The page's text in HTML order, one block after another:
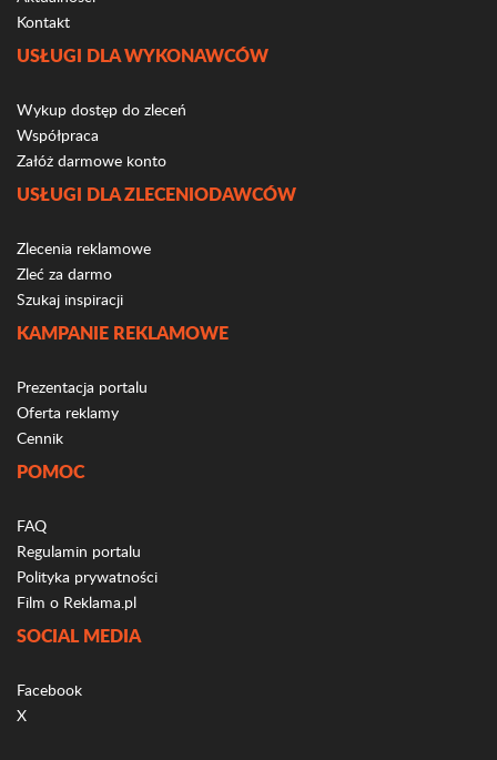
Kontakt
USŁUGI DLA WYKONAWCÓW
Wykup dostęp do zleceń
Współpraca
Załóż darmowe konto
USŁUGI DLA ZLECENIODAWCÓW
Zlecenia reklamowe
Zleć za darmo
Szukaj inspiracji
KAMPANIE REKLAMOWE
Prezentacja portalu
Oferta reklamy
Cennik
POMOC
FAQ
Regulamin portalu
Polityka prywatności
Film o Reklama.pl
SOCIAL MEDIA
Facebook
X